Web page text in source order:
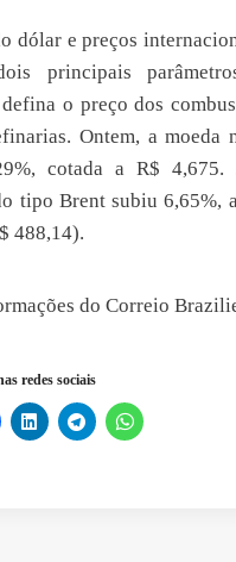
dólar e preços
principais
o preço dos
Ontem, a moeda
cotada a R$
tipo Brent subiu 6,65%,
488,14).
do Correio
redes sociais